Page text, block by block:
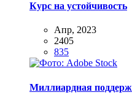
Курс на устойчивость
Апр, 2023
2405
835
Миллиардная